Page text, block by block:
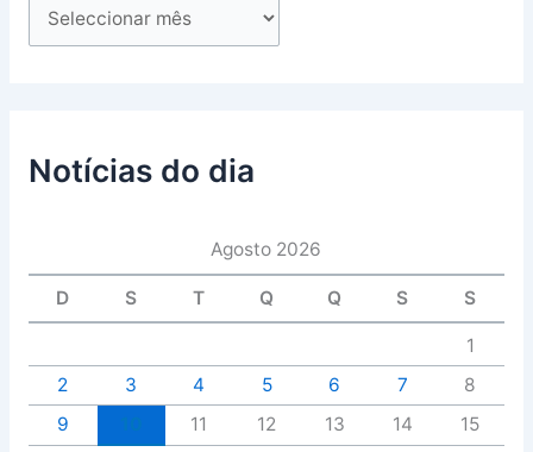
Notícias do dia
Agosto 2026
D S T Q Q S S
1
2
3 4 5 6 7
8
9
11 12 13 14
15